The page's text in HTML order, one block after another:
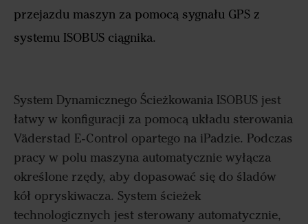
przejazdu maszyn za pomocą sygnału GPS z
systemu ISOBUS ciągnika.
System Dynamicznego Ścieżkowania ISOBUS jest
łatwy w konfiguracji za pomocą układu sterowania
Väderstad E-Control opartego na iPadzie. Podczas
pracy w polu maszyna automatycznie wyłącza
określone rzędy, aby dopasować się do śladów
kół opryskiwacza. System ścieżek
technologicznych jest sterowany automatycznie,